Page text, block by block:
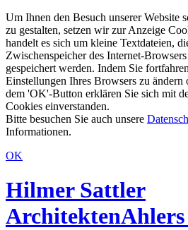
Um Ihnen den Besuch unserer Website
zu gestalten, setzen wir zur Anzeige
handelt es sich um kleine Textdateien,
Zwischenspeicher des Internet-Browsers
gespeichert werden. Indem Sie
Einstellungen Ihres Browsers zu
dem 'OK'-Button erklären Sie sich mit
Cookies einverstanden.
Bitte besuchen Sie auch unsere
Informationen.
OK
Hilmer Sattler
Architekten